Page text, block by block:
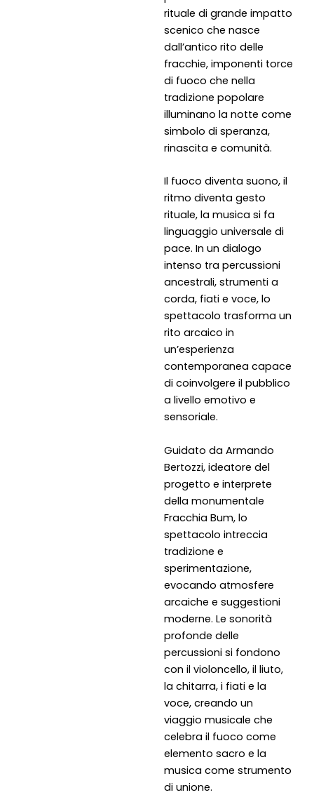
rituale di grande impatto
scenico che nasce
dall’antico rito delle
fracchie, imponenti torce
di fuoco che nella
tradizione popolare
illuminano la notte come
simbolo di speranza,
rinascita e comunità.
Il fuoco diventa suono, il
ritmo diventa gesto
rituale, la musica si fa
linguaggio universale di
pace. In un dialogo
intenso tra percussioni
ancestrali, strumenti a
corda, fiati e voce, lo
spettacolo trasforma un
rito arcaico in
un’esperienza
contemporanea capace
di coinvolgere il pubblico
a livello emotivo e
sensoriale.
Guidato da Armando
Bertozzi, ideatore del
progetto e interprete
della monumentale
Fracchia Bum, lo
spettacolo intreccia
tradizione e
sperimentazione,
evocando atmosfere
arcaiche e suggestioni
moderne. Le sonorità
profonde delle
percussioni si fondono
con il violoncello, il liuto,
la chitarra, i fiati e la
voce, creando un
viaggio musicale che
celebra il fuoco come
elemento sacro e la
musica come strumento
di unione.